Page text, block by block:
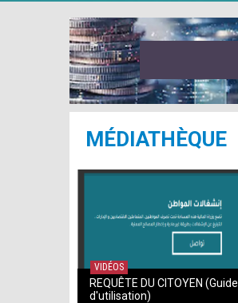
MÉDIATHÈQUE
VIDÉOS
REQUÊTE DU CITOYEN (Guide
d'utilisation)